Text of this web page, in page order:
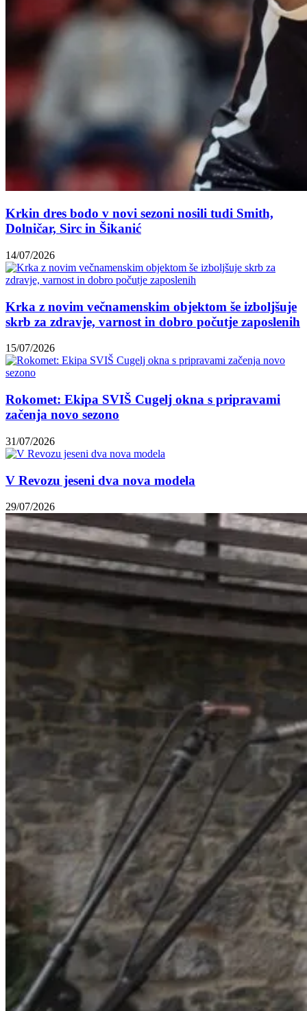
Krkin dres bodo v novi sezoni nosili tudi Smith,
Dolničar, Sirc in Šikanić
14/07/2026
Krka z novim večnamenskim objektom še izboljšuje
skrb za zdravje, varnost in dobro počutje zaposlenih
15/07/2026
Rokomet: Ekipa SVIŠ Cugelj okna s pripravami
začenja novo sezono
31/07/2026
V Revozu jeseni dva nova modela
29/07/2026